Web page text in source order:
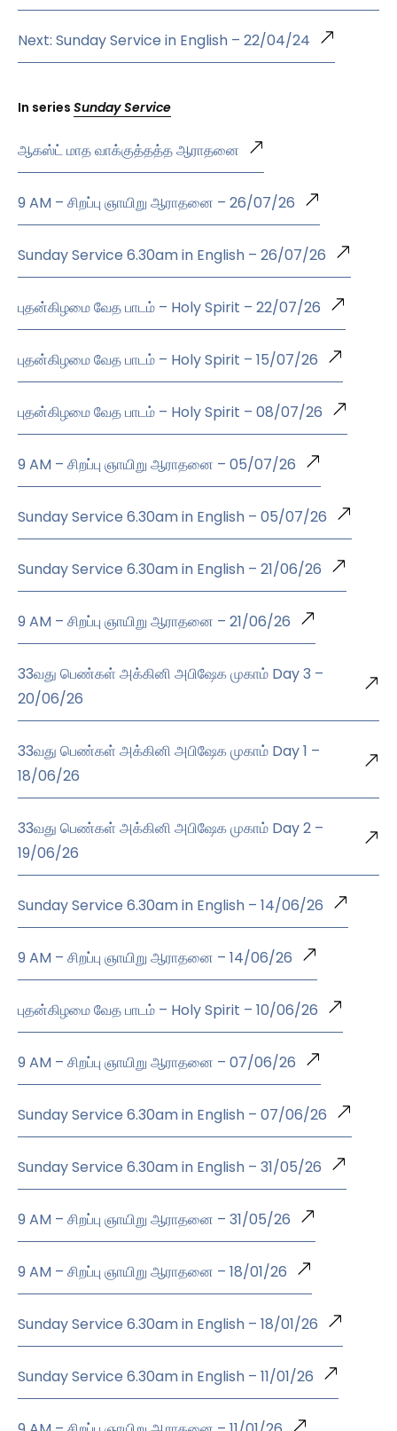
Next: Sunday Service in English – 22/04/24
In series Sunday Service
ஆகஸ்ட் மாத வாக்குத்தத்த ஆராதனை
9 AM – சிறப்பு ஞாயிறு ஆராதனை – 26/07/26
Sunday Service 6.30am in English – 26/07/26
புதன்கிழமை வேத பாடம் – Holy Spirit – 22/07/26
புதன்கிழமை வேத பாடம் – Holy Spirit – 15/07/26
புதன்கிழமை வேத பாடம் – Holy Spirit – 08/07/26
9 AM – சிறப்பு ஞாயிறு ஆராதனை – 05/07/26
Sunday Service 6.30am in English – 05/07/26
Sunday Service 6.30am in English – 21/06/26
9 AM – சிறப்பு ஞாயிறு ஆராதனை – 21/06/26
33வது பெண்கள் அக்கினி அபிஷேக முகாம் Day 3 –
20/06/26
33வது பெண்கள் அக்கினி அபிஷேக முகாம் Day 1 –
18/06/26
33வது பெண்கள் அக்கினி அபிஷேக முகாம் Day 2 –
19/06/26
Sunday Service 6.30am in English – 14/06/26
9 AM – சிறப்பு ஞாயிறு ஆராதனை – 14/06/26
புதன்கிழமை வேத பாடம் – Holy Spirit – 10/06/26
9 AM – சிறப்பு ஞாயிறு ஆராதனை – 07/06/26
Sunday Service 6.30am in English – 07/06/26
Sunday Service 6.30am in English – 31/05/26
9 AM – சிறப்பு ஞாயிறு ஆராதனை – 31/05/26
9 AM – சிறப்பு ஞாயிறு ஆராதனை – 18/01/26
Sunday Service 6.30am in English – 18/01/26
Sunday Service 6.30am in English – 11/01/26